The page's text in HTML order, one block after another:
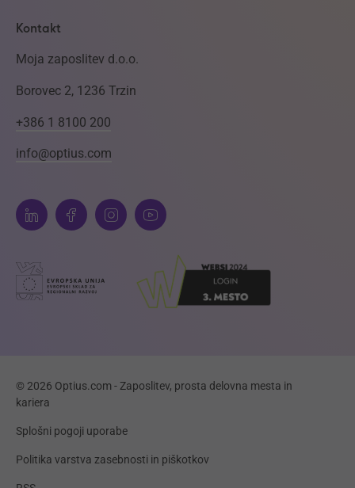
Kontakt
Moja zaposlitev d.o.o.
Borovec 2, 1236 Trzin
+386 1 8100 200
info@optius.com
© 2026 Optius.com - Zaposlitev, prosta delovna mesta in
kariera
Splošni pogoji uporabe
Politika varstva zasebnosti in piškotkov